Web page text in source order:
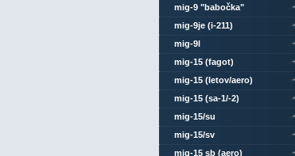
mig-9 "babočka"
mig-9je (i-211)
mig-9l
mig-15 (fagot)
mig-15 (letov/aero)
mig-15 (sa-1/-2)
mig-15/su
mig-15/sv
mig-15 sb (aero)